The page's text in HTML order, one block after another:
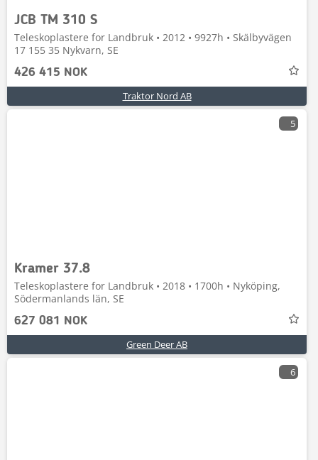
JCB TM 310 S
Teleskoplastere for Landbruk • 2012 • 9927h • Skälbyvägen
17 155 35 Nykvarn, SE
426 415 NOK
Traktor Nord AB
5
Kramer 37.8
Teleskoplastere for Landbruk • 2018 • 1700h • Nyköping,
Södermanlands län, SE
627 081 NOK
Green Deer AB
6